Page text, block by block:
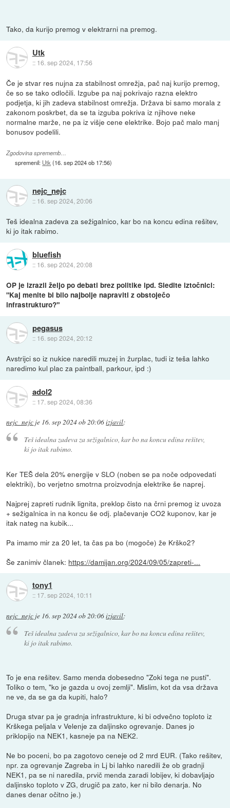
Tako, da kurijo premog v elektrarni na premog.
Utk
:: 16. sep 2024, 17:56
Če je stvar res nujna za stabilnost omrežja, pač naj kurijo premog,
če so se tako odločili. Izgube pa naj pokrivajo razna elektro
podjetja, ki jih zadeva stabilnost omrežja. Država bi samo morala z
zakonom poskrbet, da se ta izguba pokriva iz njihove neke
normalne marže, ne pa iz višje cene elektrike. Bojo pač malo manj
bonusov podelili.
Zgodovina sprememb…
spremenil: Utk(16. sep 2024 ob 17:56)
nejc_nejc
:: 16. sep 2024, 20:06
Teš idealna zadeva za sežigalnico, kar bo na koncu edina rešitev,
ki jo itak rabimo.
bluefish
:: 16. sep 2024, 20:08
OP je izrazil željo po debati brez politike ipd. Sledite iztočnici:
"Kaj menite bi bilo najbolje napraviti z obstoječo
infrastrukturo?"
pegasus
:: 16. sep 2024, 20:12
Avstrijci so iz nukice naredili muzej in žurplac, tudi iz teša lahko
naredimo kul plac za paintball, parkour, ipd :)
adol2
:: 17. sep 2024, 08:36
nejc_nejc je 16. sep 2024 ob 20:06izjavil:
Teš idealna zadeva za sežigalnico, kar bo na koncu edina rešitev,
ki jo itak rabimo.
Ker TEŠ dela 20% energije v SLO (noben se pa noče odpovedati
elektriki), bo verjetno smotrna proizvodnja elektrike še naprej.
Najprej zapreti rudnik lignita, preklop čisto na črni premog iz uvoza
+ sežigalnica in na koncu še odj. plačevanje CO2 kuponov, kar je
itak nateg na kubik...
Pa imamo mir za 20 let, ta čas pa bo (mogoče) že Krško2?
Še zanimiv članek: https://damijan.org/2024/09/05/zapreti-...
tony1
:: 17. sep 2024, 10:11
nejc_nejc je 16. sep 2024 ob 20:06izjavil:
Teš idealna zadeva za sežigalnico, kar bo na koncu edina rešitev,
ki jo itak rabimo.
To je ena rešitev. Samo menda dobesedno "Zoki tega ne pusti".
Toliko o tem, "ko je gazda u ovoj zemlji". Mislim, kot da vsa država
ne ve, da se ga da kupiti, halo?
Druga stvar pa je gradnja infrastrukture, ki bi odvečno toploto iz
Krškega peljala v Velenje za daljinsko ogrevanje. Danes jo
priklopijo na NEK1, kasneje pa na NEK2.
Ne bo poceni, bo pa zagotovo ceneje od 2 mrd EUR. (Tako rešitev,
npr. za ogrevanje Zagreba in Lj bi lahko naredili že ob gradnji
NEK1, pa se ni naredila, prvič menda zaradi lobijev, ki dobavljajo
daljinsko toploto v ZG, drugič pa zato, ker ni bilo denarja. No
danes denar očitno je.)